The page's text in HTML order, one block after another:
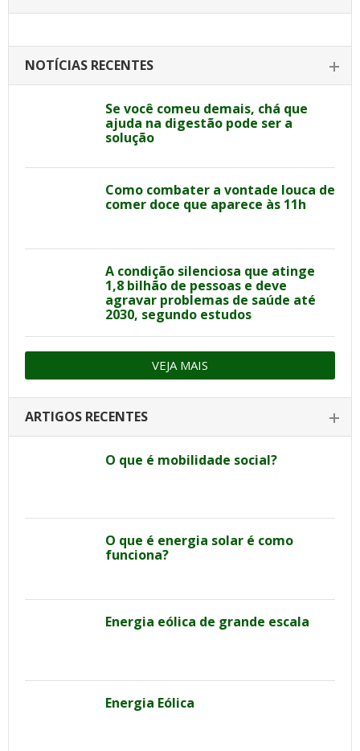
NOTÍCIAS RECENTES
Se você comeu demais, chá que
ajuda na digestão pode ser a
solução
Como combater a vontade louca de
comer doce que aparece às 11h
A condição silenciosa que atinge
1,8 bilhão de pessoas e deve
agravar problemas de saúde até
2030, segundo estudos
VEJA MAIS
ARTIGOS RECENTES
O que é mobilidade social?
O que é energia solar é como
funciona?
Energia eólica de grande escala
Energia Eólica